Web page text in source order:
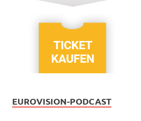
EUROVISION-PODCAST